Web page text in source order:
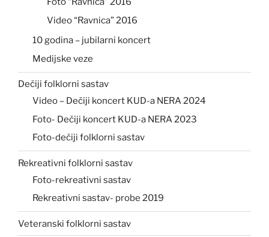
Video “Ravnica” 2016
10 godina – jubilarni koncert
Medijske veze
Dečiji folklorni sastav
Video – Dečiji koncert KUD-a NERA 2024
Foto- Dečiji koncert KUD-a NERA 2023
Foto-dečiji folklorni sastav
Rekreativni folklorni sastav
Foto-rekreativni sastav
Rekreativni sastav- probe 2019
Veteranski folklorni sastav